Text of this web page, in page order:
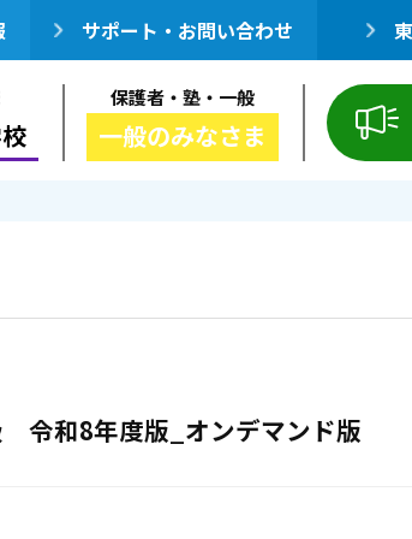
サポート・お問い合わせ
保護者・塾・一般
一般のみなさま
和8年度版_オンデマンド版